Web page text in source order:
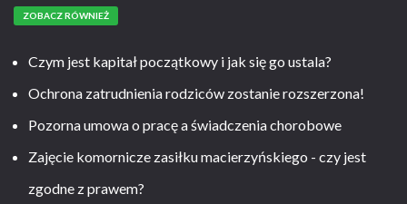
ZOBACZ RÓWNIEŻ
Czym jest kapitał początkowy i jak się go ustala?
Ochrona zatrudnienia rodziców zostanie rozszerzona!
Pozorna umowa o pracę a świadczenia chorobowe
Zajęcie komornicze zasiłku macierzyńskiego - czy jest
zgodne z prawem?